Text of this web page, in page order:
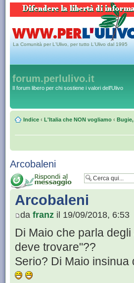
La Comunità per L'Ulivo, per tutto L'Ulivo dal 1995
forum.perlulivo.it
Il forum libero per chi sostiene i valori dell'Ulivo
Indice ‹ L'Italia che NON vogliamo ‹
Arcobaleni
Arcobaleni
da franz il 19/09/2018, 6:53
Di Maio che parla
deve trovare"??
Serio? Di Maio